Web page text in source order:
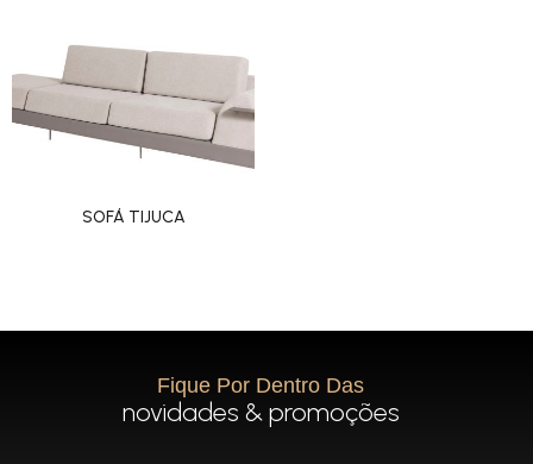
SOFÁ TIJUCA
Fique Por Dentro Das
novidades & promoções